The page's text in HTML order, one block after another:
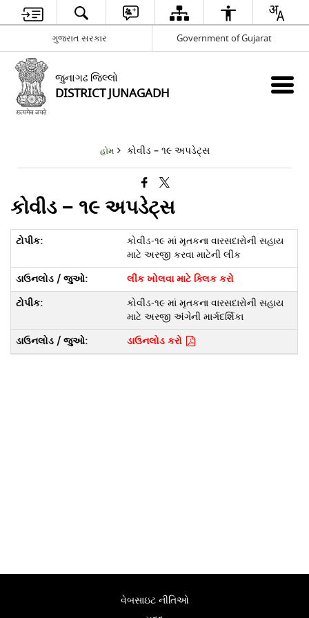
ગુજરાત સરકાર Government of Gujarat
જુનાગઢ જિલ્લો
DISTRICT JUNAGADH
હોમ કોવીડ – ૧૯ અપડેટ્સ
કોવીડ – ૧૯ અપડેટ્સ
કોવીડ-૧૯ માં મૃતકના વારસદારોની સહાય
માટે અરજી કરવા માટેની લીંક
લીંક ખોલવા માટે ક્લિક કરો
કોવીડ-૧૯ માં મૃતકના વારસદારોની સહાય
માટે અરજી અંગેની માર્ગદર્શિકા
ડાઉનલોડ કરો
વેબસાઇટ નીતિઓ